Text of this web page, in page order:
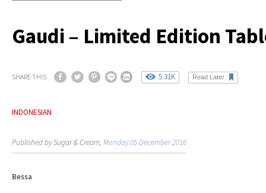
Gaudi – Limited Edition
SHARE THIS 5.31K Read Later
INDONESIAN
Published by Sugar & Cream, Monday 05 December 2016
Bessa